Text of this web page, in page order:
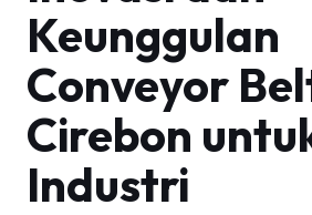
Keunggulan
Conveyor
Cirebon
Industri